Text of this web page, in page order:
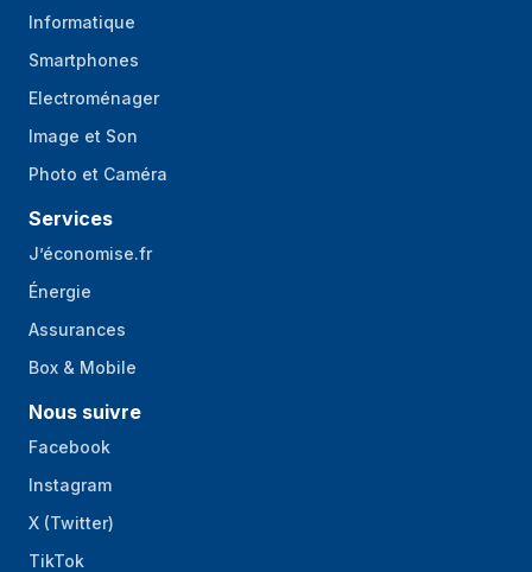
Autres caractéristiques
Pays d'origine
Placement de
Conception du
produit
personnalisés prêt
à l'emploi
Type de
commande
Informatique
Smartphones
Electroménager
Image et Son
Photo et Caméra
Services
J’économise.fr
Énergie
Assurances
Box & Mobile
Nous suivre
Facebook
Instagram
X (Twitter)
TikTok